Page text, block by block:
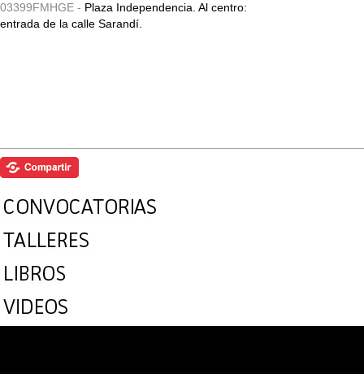
03399FMHGE - Plaza Independencia. Al centro:
entrada de la calle Sarandí.